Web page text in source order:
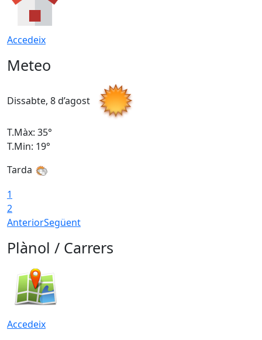
Accedeix
Meteo
Dissabte, 8 d’agost
T.Màx: 35°
T.Min: 19°
Tarda
1
2
AnteriorSegüent
Plànol / Carrers
Accedeix